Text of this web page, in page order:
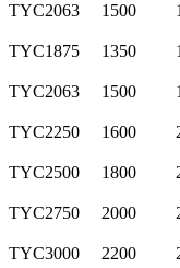
TYC2063
1500
TYC1875
1350
TYC2063
1500
TYC2250
1600
TYC2500
1800
TYC2750
2000
TYC3000
2200